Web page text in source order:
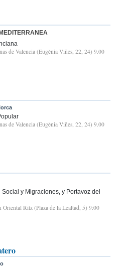
de Valencia (Eugènia Viñes, 22, 24) 9.00
de Valencia (Eugènia Viñes, 22, 24) 9.00
y Migraciones, y Portavoz del
Ritz (Plaza de la Lealtad, 5) 9:00